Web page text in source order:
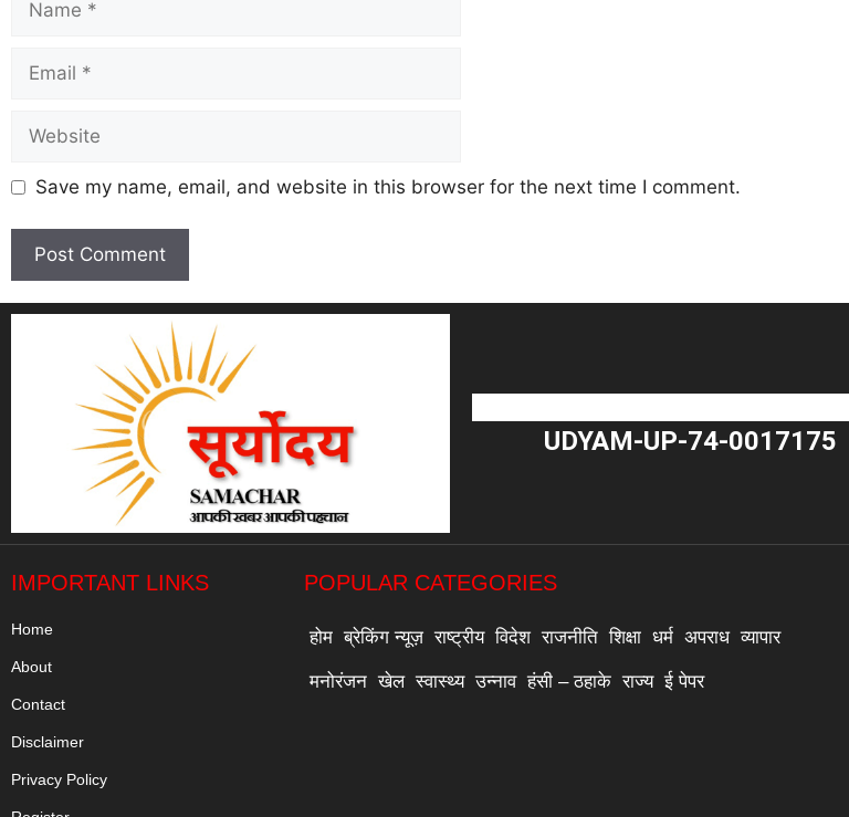
Save my name, email, and website in this browser for the next time I comment.
UDYAM-UP-74-0017175
IMPORTANT LINKS
Home
About
Contact
Disclaimer
Privacy Policy
POPULAR CATEGORIES
होम ब्रेकिंग न्यूज़ राष्ट्रीय विदेश राजनीति शिक्षा धर्म अपराध व्यापार
मनोरंजन खेल स्वास्थ्य उन्नाव हंसी – ठहाके राज्य ई पेपर